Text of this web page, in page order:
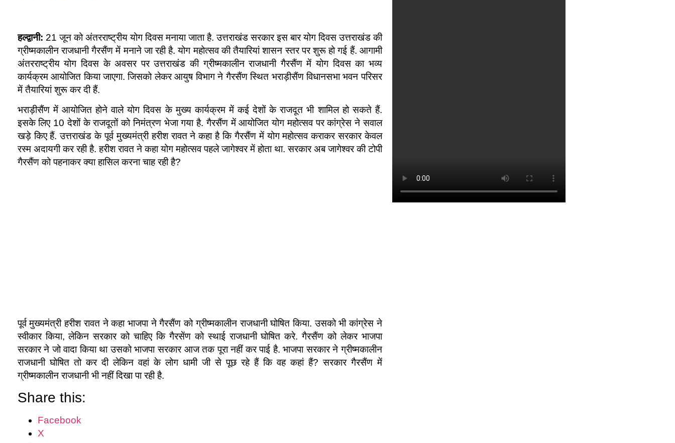
हल्द्वानी: 21 जून को अंतरराष्ट्रीय योग दिवस मनाया जाता है. उत्तराखंड सरकार इस बार योग दिवस उत्तराखंड की
ग्रीष्मकालीन राजधानी गैरसैंण में मनाने जा रही है. योग महोत्सव की तैयारियां शासन स्तर पर शुरू हो गई हैं. आगामी
अंतरराष्ट्रीय योग दिवस के अवसर पर उत्तराखंड की ग्रीष्मकालीन राजधानी गैरसैंण में योग दिवस का भव्य
कार्यक्रम आयोजित किया जाएगा. जिसको लेकर आयुष विभाग ने गैरसैंण स्थित भराड़ीसैंण विधानसभा भवन परिसर
में तैयारियां शुरू कर दी हैं.
भराड़ीसैंण में आयोजित होने वाले योग दिवस के मुख्य कार्यक्रम में कई देशों के राजदूत भी शामिल हो सकते हैं.
इसके लिए 10 देशों के राजदूतों को निमंत्रण भेजा गया है. गैरसैंण में आयोजित योग महोत्सव पर कांग्रेस ने सवाल
खड़े किए हैं. उत्तराखंड के पूर्व मुख्यमंत्री हरीश रावत ने कहा है कि गैरसैंण में योग महोत्सव कराकर सरकार केवल
रस्म अदायगी कर रही है. हरीश रावत ने कहा योग महोत्सव पहले जागेश्वर में होता था. सरकार अब जागेश्वर की टोपी
गैरसैंण को पहनाकर क्या हासिल करना चाह रही है?
पूर्व मुख्यमंत्री हरीश रावत ने कहा भाजपा ने गैरसैंण को ग्रीष्मकालीन राजधानी घोषित किया. उसको भी कांग्रेस ने
स्वीकार किया, लेकिन सरकार को चाहिए कि गैरसेंण को स्थाई राजधानी घोषित करे. गैरसैंण को लेकर भाजपा
सरकार ने जो वादा किया था उसको भाजपा सरकार आज तक पूरा नहीं कर पाई है. भाजपा सरकार ने ग्रीष्मकालीन
राजधानी घोषित तो कर दी लेकिन वहां के लोग धामी जी से पूछ रहे हैं कि वह कहां हैं? सरकार गैरसैंण में
ग्रीष्मकालीन राजधानी भी नहीं दिखा पा रही है.
Share this:
Facebook
X